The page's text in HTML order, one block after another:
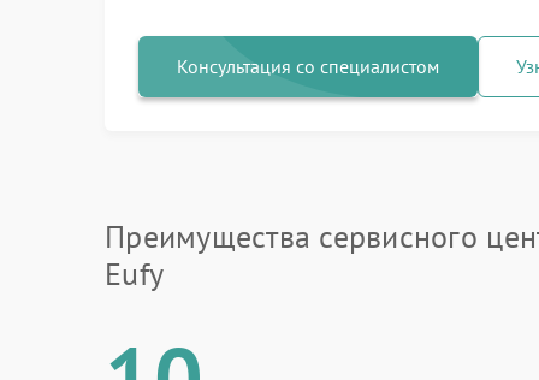
Консультация со специалистом
Преимущества сервисного
Eufy